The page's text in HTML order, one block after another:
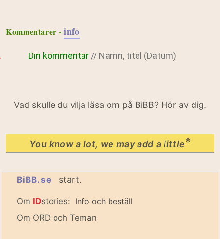
Kommentarer - info
Din kommentar // Namn, titel (Datum)
Vad skulle du vilja läsa om på BiBB? Hör av dig.
You know a lot, we may add a little®
BiBB.se start.
Om IDstories: Info och beställ
Om ORD och Teman